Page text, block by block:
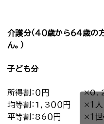
介護分（４０歳から６４歳
ん。）
子ども分
所得割：０円 ×0
均等割：1，3００円
×１人
平等割：86０円
×１